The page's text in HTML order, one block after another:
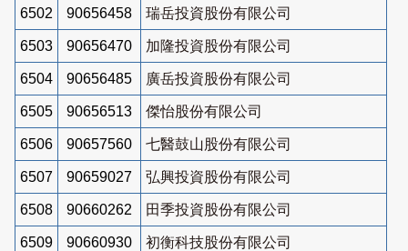
6502 90656458 瑞岳投資股份有限公司
6503 90656470 加隆投資股份有限公司
6504 90656485 廣岳投資股份有限公司
6505 90656513 傑怡股份有限公司
6506 90657560 七醫鼓山股份有限公司
6507 90659027 弘興投資股份有限公司
6508 90660262 田季投資股份有限公司
6509 90660930 初衡科技股份有限公司